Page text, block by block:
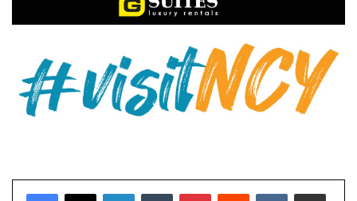
LinkedInTumblr PinterestReddit VKontakteE-Posta ile paylaş